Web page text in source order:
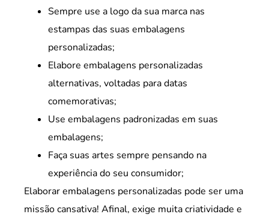
Sempre use a logo da sua marca nas
estampas das suas embalagens
personalizadas;
Elabore embalagens personalizadas
alternativas, voltadas para datas
comemorativas;
Use embalagens padronizadas em suas
embalagens;
Faça suas artes sempre pensando na
experiência do seu consumidor;
Elaborar embalagens personalizadas pode ser uma
missão cansativa! Afinal, exige muita criatividade e